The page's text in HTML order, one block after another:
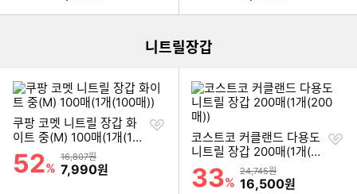
니트릴장갑
쿠팡 코멧 니트릴 장갑 화
이트 중(M) 100매(1개(100
매))
할인률
52%
상품금액
16,807원
할인금액
7,990원
찜
코스트코 커클랜드 다용도
니트릴 장갑 200매(1개(20
0매))
할인률
33%
상품금액
24,745원
할인금액
16,500원
찜